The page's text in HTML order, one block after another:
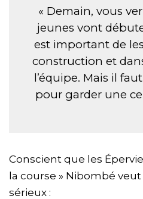
« Demain, vous
jeunes vont
est important de
construction et
l’équipe. Mais il
pour garder une
Conscient que les
la course » Nibombé
sérieux :